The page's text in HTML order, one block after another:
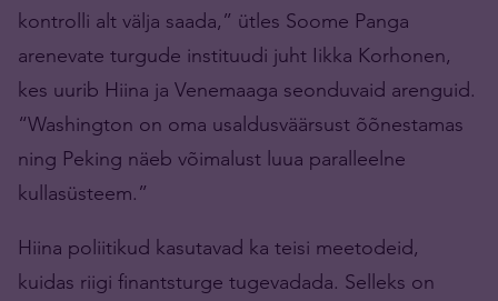
kontrolli alt välja saada,” ütles Soome Panga
arenevate turgude instituudi juht Iikka Korhonen,
kes uurib Hiina ja Venemaaga seonduvaid arenguid.
“Washington on oma usaldusväärsust õõnestamas
ning Peking näeb võimalust luua paralleelne
kullasüsteem.”
Hiina poliitikud kasutavad ka teisi meetodeid,
kuidas riigi finantsturge tugevadada. Selleks on